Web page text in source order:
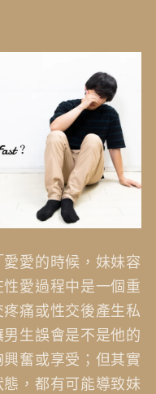
愛的時候，妹妹容
愛過程中是一個重
痛或性交後產生私
生誤會是不是他的
奮或享受；但其實
，都有可能導致妹